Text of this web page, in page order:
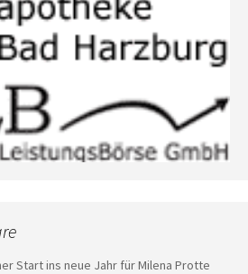
Start ins neue Jahr für Milena Protte